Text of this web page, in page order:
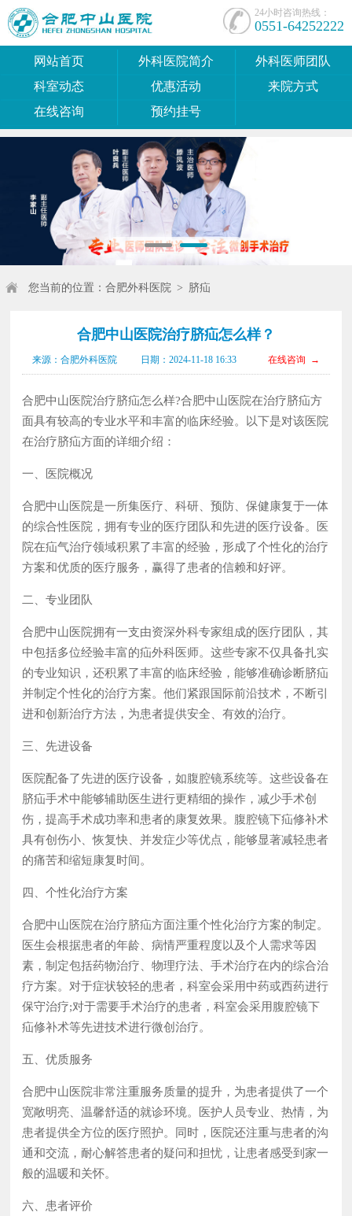
24小时咨询热线：
0551-64252222
网站首页 外科医院简介
外科医师团队
科室动态
优惠活动
来院方式
在线咨询
预约挂号
您当前的位置： 合肥外科医院> 脐疝
合肥中山医院治疗脐疝怎么样？
来源：合肥外科医院 日期：2024-11-18 16:33 在线咨询 →
合肥中山医院治疗脐疝怎么样?合肥中山医院在治疗脐疝方
面具有较高的专业水平和丰富的临床经验。以下是对该医院
在治疗脐疝方面的详细介绍：
一、医院概况
合肥中山医院是一所集医疗、科研、预防、保健康复于一体
的综合性医院，拥有专业的医疗团队和先进的医疗设备。医
院在疝气治疗领域积累了丰富的经验，形成了个性化的治疗
方案和优质的医疗服务，赢得了患者的信赖和好评。
二、专业团队
合肥中山医院拥有一支由资深外科专家组成的医疗团队，其
中包括多位经验丰富的疝外科医师。这些专家不仅具备扎实
的专业知识，还积累了丰富的临床经验，能够准确诊断脐疝
并制定个性化的治疗方案。他们紧跟国际前沿技术，不断引
进和创新治疗方法，为患者提供安全、有效的治疗。
三、先进设备
医院配备了先进的医疗设备，如腹腔镜系统等。这些设备在
脐疝手术中能够辅助医生进行更精细的操作，减少手术创
伤，提高手术成功率和患者的康复效果。腹腔镜下疝修补术
具有创伤小、恢复快、并发症少等优点，能够显著减轻患者
的痛苦和缩短康复时间。
四、个性化治疗方案
合肥中山医院在治疗脐疝方面注重个性化治疗方案的制定。
医生会根据患者的年龄、病情严重程度以及个人需求等因
素，制定包括药物治疗、物理疗法、手术治疗在内的综合治
疗方案。对于症状较轻的患者，科室会采用中药或西药进行
保守治疗;对于需要手术治疗的患者，科室会采用腹腔镜下
疝修补术等先进技术进行微创治疗。
五、优质服务
合肥中山医院非常注重服务质量的提升，为患者提供了一个
宽敞明亮、温馨舒适的就诊环境。医护人员专业、热情，为
患者提供全方位的医疗照护。同时，医院还注重与患者的沟
通和交流，耐心解答患者的疑问和担忧，让患者感受到家一
般的温暖和关怀。
六、患者评价